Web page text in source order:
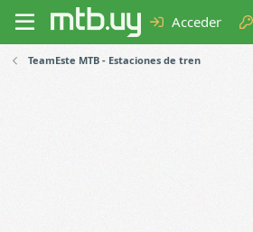
Acceder
TeamEste MTB - Estaciones de tren